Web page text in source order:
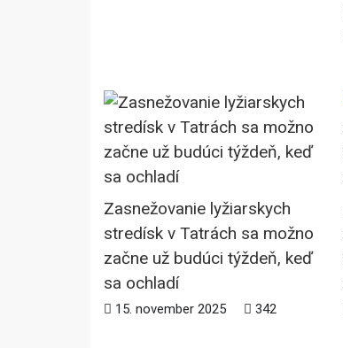
Zasnežovanie lyžiarskych
stredísk v Tatrách sa možno
začne už budúci týždeň, keď
sa ochladí
15. november 2025 342